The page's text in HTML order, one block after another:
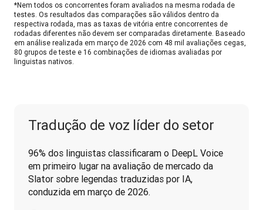
*Nem todos os concorrentes foram avaliados na mesma rodada de
testes. Os resultados das comparações são válidos dentro da
respectiva rodada, mas as taxas de vitória entre concorrentes de
rodadas diferentes não devem ser comparadas diretamente. Baseado
em análise realizada em março de 2026 com 48 mil avaliações cegas,
80 grupos de teste e 16 combinações de idiomas avaliadas por
linguistas nativos.
Tradução de voz líder do setor
96% dos linguistas classificaram o DeepL Voice
em primeiro lugar na avaliação de mercado da
Slator sobre legendas traduzidas por IA,
conduzida em março de 2026.